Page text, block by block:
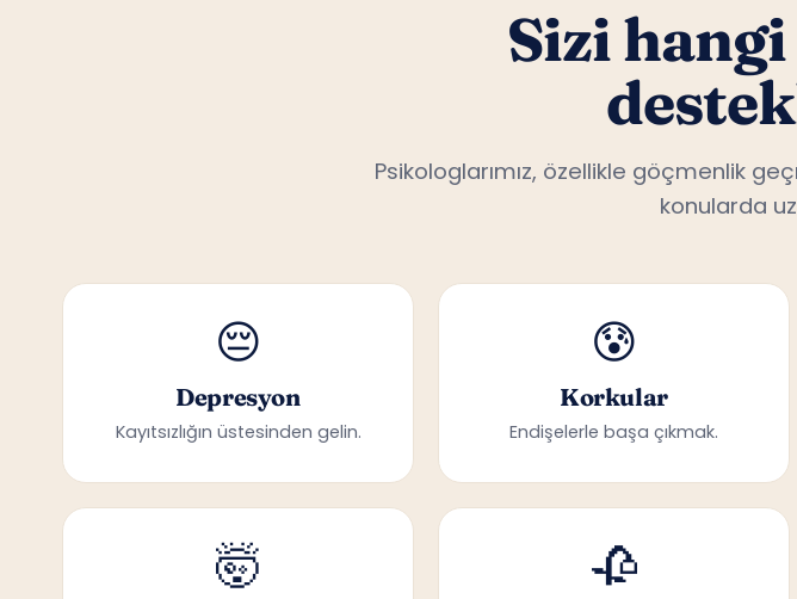
Sizi
Psikologlarımız, özellikle göçmenlik
konularda
😔
Depresyon
Kayıtsızlığın üstesinden gelin.
😰
Korkular
Endişelerle başa çıkmak.
🤯 🥀